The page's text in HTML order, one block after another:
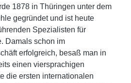
1878 in Thüringen unter dem
gegründet und ist heute
Spezialisten für
Damals schon im
erfolgreich, besaß man in
einen viersprachigen
die ersten internationalen